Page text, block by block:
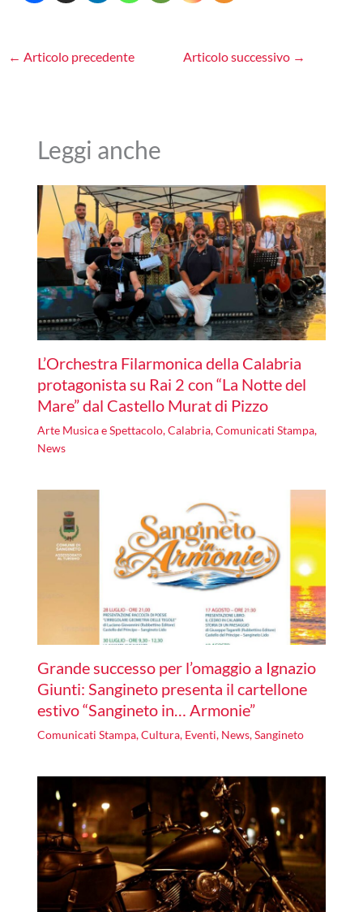
← Articolo precedente Articolo successivo →
Leggi anche
L’Orchestra Filarmonica della Calabria
protagonista su Rai 2 con “La Notte del
Mare” dal Castello Murat di Pizzo
Arte Musica e Spettacolo,Calabria,Comunicati Stampa,
News
Grande successo per l’omaggio a Ignazio
Giunti: Sangineto presenta il cartellone
estivo “Sangineto in… Armonie”
Comunicati Stampa,Cultura, Eventi, News,Sangineto